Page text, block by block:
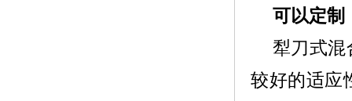
可以定制
犁刀式混
较好的适应